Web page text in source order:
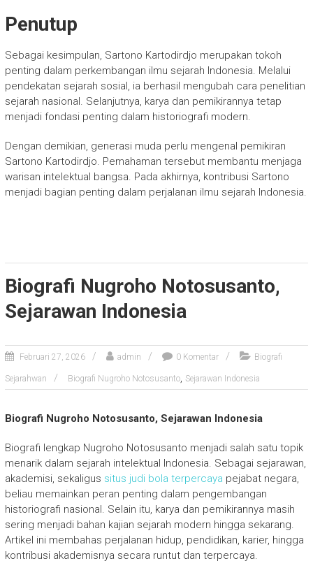
Penutup
Sebagai kesimpulan, Sartono Kartodirdjo merupakan tokoh
penting dalam perkembangan ilmu sejarah Indonesia. Melalui
pendekatan sejarah sosial, ia berhasil mengubah cara penelitian
sejarah nasional. Selanjutnya, karya dan pemikirannya tetap
menjadi fondasi penting dalam historiografi modern.
Dengan demikian, generasi muda perlu mengenal pemikiran
Sartono Kartodirdjo. Pemahaman tersebut membantu menjaga
warisan intelektual bangsa. Pada akhirnya, kontribusi Sartono
menjadi bagian penting dalam perjalanan ilmu sejarah Indonesia.
Biografi Nugroho Notosusanto,
Sejarawan Indonesia
Februari 27, 2026 admin 0 Komentar Biografi
Sejarahwan Biografi Nugroho Notosusanto, Sejarawan Indonesia
Biografi Nugroho Notosusanto, Sejarawan Indonesia
Biografi lengkap Nugroho Notosusanto menjadi salah satu topik
menarik dalam sejarah intelektual Indonesia. Sebagai sejarawan,
akademisi, sekaligus situs judi bola terpercaya pejabat negara,
beliau memainkan peran penting dalam pengembangan
historiografi nasional. Selain itu, karya dan pemikirannya masih
sering menjadi bahan kajian sejarah modern hingga sekarang.
Artikel ini membahas perjalanan hidup, pendidikan, karier, hingga
kontribusi akademisnya secara runtut dan terpercaya.